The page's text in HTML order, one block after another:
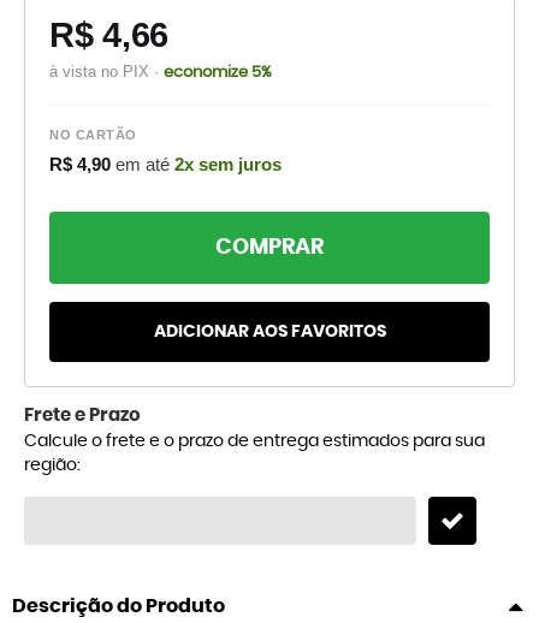
R$ 4,66
à vista no PIX · economize 5%
NO CARTÃO
R$ 4,90 em até 2x sem juros
COMPRAR
ADICIONAR AOS FAVORITOS
Frete e Prazo
Calcule o frete e o prazo de entrega estimados para sua
região:
Descrição do Produto